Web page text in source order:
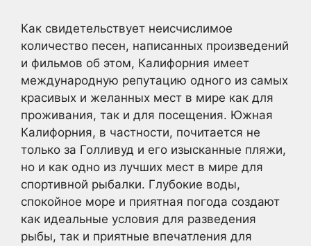
Как свидетельствует неисчислимое
количество песен, написанных произведений
и фильмов об этом, Калифорния имеет
международную репутацию одного из самых
красивых и желанных мест в мире как для
проживания, так и для посещения. Южная
Калифорния, в частности, почитается не
только за Голливуд и его изысканные пляжи,
но и как одно из лучших мест в мире для
спортивной рыбалки. Глубокие воды,
спокойное море и приятная погода создают
как идеальные условия для разведения
рыбы, так и приятные впечатления для